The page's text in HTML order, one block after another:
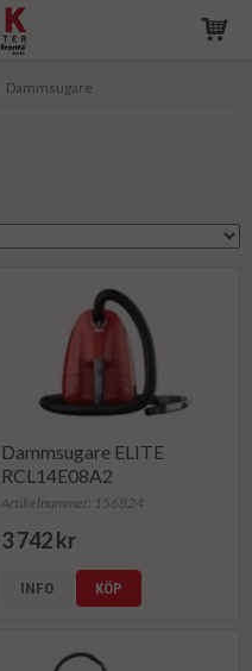
Dammsugare
Dammsugare ELITE
RCL14E08A2
Artikelnummer: 156824
3 742 kr
INFO KÖP